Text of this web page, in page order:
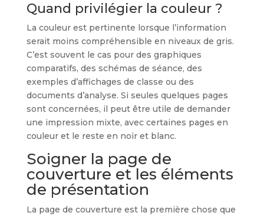
Quand privilégier la couleur ?
La couleur est pertinente lorsque l’information
serait moins compréhensible en niveaux de gris.
C’est souvent le cas pour des graphiques
comparatifs, des schémas de séance, des
exemples d’affichages de classe ou des
documents d’analyse. Si seules quelques pages
sont concernées, il peut être utile de demander
une impression mixte, avec certaines pages en
couleur et le reste en noir et blanc.
Soigner la page de
couverture et les éléments
de présentation
La page de couverture est la première chose que